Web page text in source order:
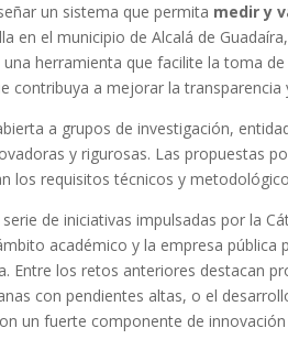
un sistema que permita medir y
en el municipio de Alcalá de
herramienta que facilite la toma
contribuya a mejorar la
a grupos de investigación,
y rigurosas. Las propuestas
los requisitos técnicos y
de iniciativas impulsadas por la
académico y la empresa
Entre los retos anteriores destacan
con pendientes altas, o el
un fuerte componente de innovación